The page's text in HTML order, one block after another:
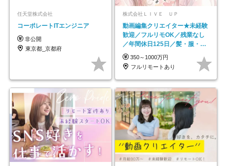
任天堂株式会社
コーポレートITエンジニア
非公開
東京都_京都府
株式会社ＬＩＶＥ ＵＰ
動画編集クリエイター★未経験
歓迎／フルリモOK／残業なし
／年間休日125日／髪・服・ネ
イル自由／研修充実で安心
350～1000万円
フルリモートあり